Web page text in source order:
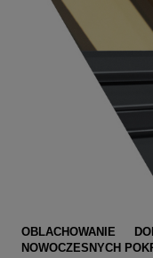
OBLACHOWANIE
NOWOCZESNYCH